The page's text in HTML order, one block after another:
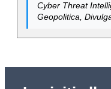
Cyber Threat
Geopolitica,